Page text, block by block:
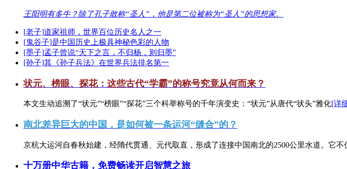
王阳明有多牛？除了孔子敢称“圣人”，他是第二位被称为“圣人”的思想家。
[老子]道家祖师，世界百位历史名人之一
[鬼谷子]是中国历史上极具神秘色彩的人物
[墨子]孟子曾说“天下之言，不归杨，则归墨”
[孙子]其《孙子兵法》在世界兵法排名第一
状元、榜眼、探花：这些古代“学霸”的称号究竟从何而来？
本文生动追溯了“状元”“榜眼”“探花”三个科举称号的千年演变史：“状元”从唐代“状头”雅化[详
南北差异巨大的中国，是如何被一条运河“缝合”的？
京杭大运河自春秋始建，经隋代贯通、元代取直，形成了连接中国南北的2500公里水道。它不
十万册中华古籍，免费畅读开启智慧之旅